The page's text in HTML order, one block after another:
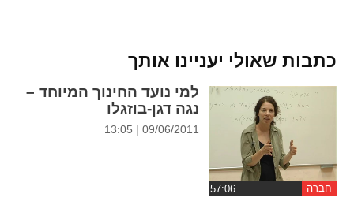
כתבות שאולי יעניינו אותך
חברה
למי נועד החינוך המיוחד –
נגה דגן-בוזגלו
09/06/2011 | 13:05